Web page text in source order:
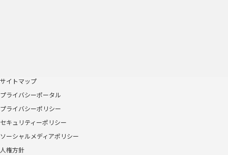
サイトマップ
プライバシーポータル
プライバシーポリシー
セキュリティーポリシー
ソーシャルメディアポリシー
人権方針